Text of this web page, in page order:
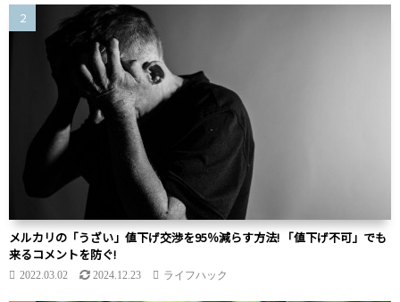
メルカリの「うざい」値下げ交渉を95％減らす方法! 「値下げ不可」でも
来るコメントを防ぐ!
2022.03.02 2024.12.23 ライフハック